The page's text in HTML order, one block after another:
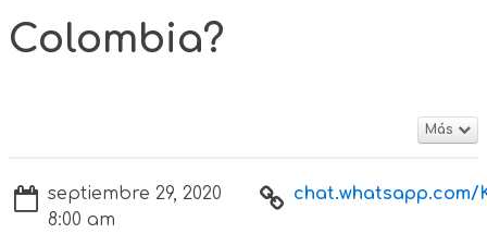
Colombia?
Más
septiembre 29, 2020
8:00 am
chat.whatsapp.com/